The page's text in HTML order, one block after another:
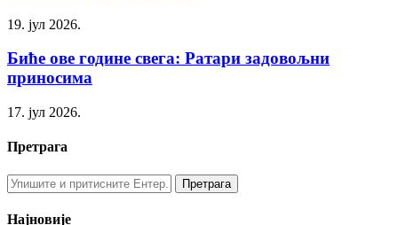
19. јул 2026.
Биће ове године свега: Ратари задовољни
приносима
17. јул 2026.
Претрага
Најновије